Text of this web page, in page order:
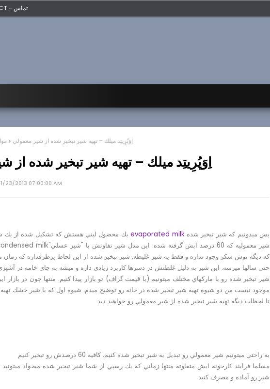
CONTACT - تماس
اِوَپُرِيتِد ميلك – تهيه شير تبخير شده از شير معمولي
اِوَپُرِيتِد ميلك – تهيه شير تبخير شده از
1/23/2013 07:00:00 AM
پس ميدونيم كه شير تبخير شدهevaporated milk يك محصول لبني هستش كه تشكيل شده از يك
شير معموليه كه 60 درصد آبش گرفته شده. اين مدل شير تفاوتش با "شير عسلي"
milk
كه ديگه توش شكر وجود نداره و فقط يه شير غليظه. شير تبخير شده از اين لحاظ پرطرفداره كه زمان
حتي سالها ميرسه. اين شير به دليل غلظتش در دسرها كاربرد زيادي داره و ميشه به جاي خامه در
شير تبخير شده رو با ماركهاي مختلف ميتونيم (با قيمت گزاف) تو بازار پيدا كنيم. منتها چون در بازار
موجود نيست من دو شيوه تهيه شير تبخير شده در خانه رو توضيح ميدم. شيوه اول كه با شير خشك
تا لحظات ديگه تهيه شير تبخير شده از شير معمولي رو خواهيد ديد
به راحتي ميتونيم شير معمولي رو تبديل به شير تبخير شده كنيم. كافيه 60 درصدش رو تبخير كنيم
مسلما فرايند كارخونه ايش متفاوته منتها زماني كه يك رسپي از شما شير تبخير شده ميخواد
شير رو آماده و مصرف كنيد